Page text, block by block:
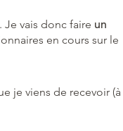
Je vais donc faire un
en cours sur le
je viens de recevoir (à